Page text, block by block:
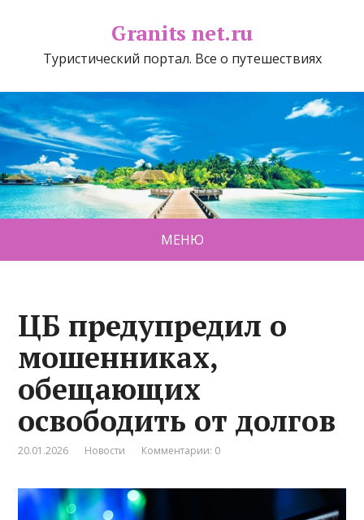
Granits net.ru
Туристический портал. Все о путешествиях
МЕНЮ
ЦБ предупредил о
мошенниках,
обещающих
освободить от долгов
20.01.2026 Новости Комментарии: 0